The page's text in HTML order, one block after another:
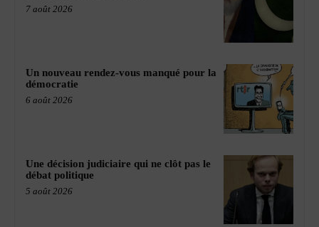
7 août 2026
Un nouveau rendez-vous manqué pour la
démocratie
6 août 2026
Une décision judiciaire qui ne clôt pas le
débat politique
5 août 2026